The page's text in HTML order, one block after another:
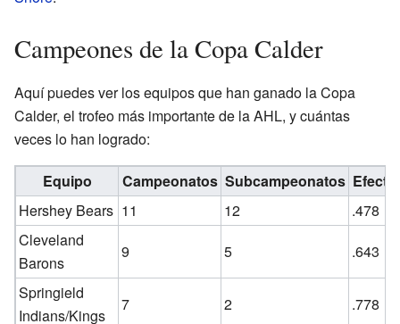
Campeones de la Copa Calder
Aquí puedes ver los equipos que han ganado la Copa
Calder, el trofeo más importante de la AHL, y cuántas
veces lo han logrado:
Equipo Campeonatos Subcampeonatos
Hershey Bears 11 12
.478
Cleveland
Barons
9 5
.643
Springield
Indians/Kings
7 2 .778